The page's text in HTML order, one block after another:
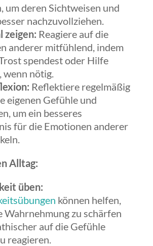
um deren Sichtweisen und
nachzuvollziehen.
zeigen: Reagiere auf die
anderer mitfühlend, indem
spendest oder Hilfe
wenn nötig.
Reflektiere regelmäßig
eigenen Gefühle und
um ein besseres
für die Emotionen anderer
Alltag:
üben:
können helfen,
Wahrnehmung zu schärfen
auf die Gefühle
reagieren.